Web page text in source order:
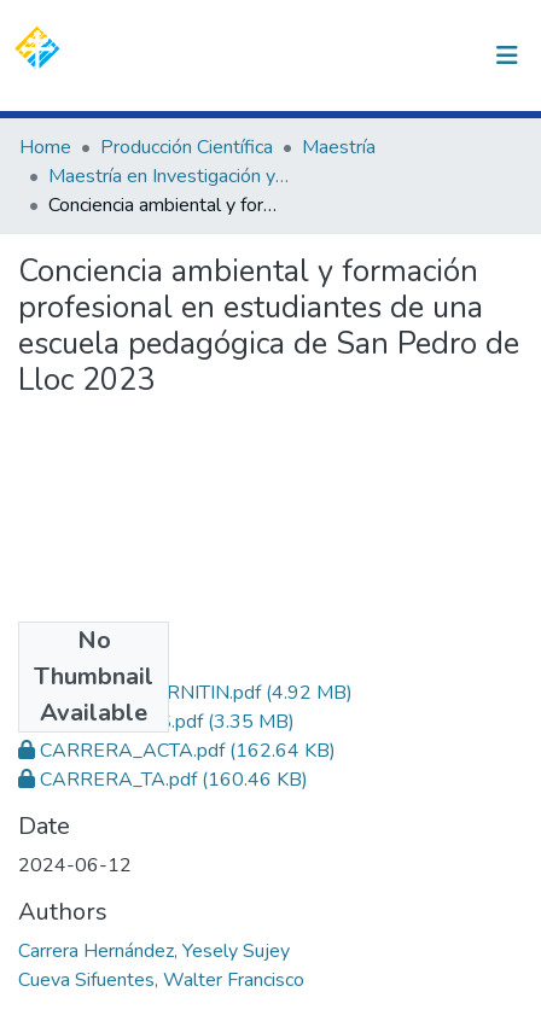
(current)
Communities & Collections
All of DSpace
Home Producción Científica
Maestría
Maestría en Investigación y Docencia Universitaria
Conciencia ambiental y formación profesional en estudiantes de una escuela pedagógica de San Pedro de Lloc 2023
Conciencia ambiental y formación
profesional en estudiantes de una
escuela pedagógica de San Pedro de
Lloc 2023
No
Thumbnail
Available
CARRERA_TURNITIN.pdf(4.92 MB)
CARRERA_TESIS.pdf(3.35 MB)
CARRERA_ACTA.pdf(162.64 KB)
CARRERA_TA.pdf(160.46 KB)
Date
2024-06-12
Authors
Carrera Hernández, Yesely Sujey
Cueva Sifuentes, Walter Francisco